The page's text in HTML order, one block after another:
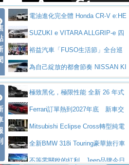
電油進化完全體 Honda CR-V e:HE
V PrestigeSUZUKI e VITARA ALLGRIP-e 四
驅精神的純電新詮釋
裕益汽車「FUSO生活節」全台巡
迴 結合生活體驗、交通安全與購車優惠
為自己綻放的都會節奏 NISSAN KI
CKS SAKURA為品味獨具層峰買家打造的頂級座
駕，MAZDA CX-90 33T AWD Premium Ca
ptain Seat
EV
技的座駕! Ford Territory中型油電休旅
SO Super Great今日在台登場，結合先進安
極致黑化，極限性能 全新 26 年式
DEFENDER OCTA BLACK 限量登台
Ferrari訂單熱到2027年底 新車交
付至少得等一年以上
Mitsubishi Eclipse Cross轉型純電
休旅 87kWh電池續航超過600公里
全新BMW 318i Touring豪華旅行車
全台限量200台 進化現型
不等零關稅的紅利，Jeep品牌今日